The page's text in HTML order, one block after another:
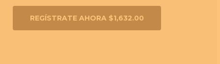
REGÍSTRATE AHORA $1,632.00